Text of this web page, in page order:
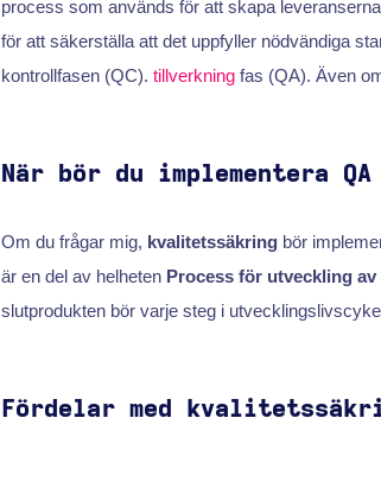
process som används för att skapa
för att säkerställa att det uppfyller nödvändiga
kontrollfasen (QC). tillverkningfas (QA). Även
När bör du implementera
Om du frågar mig, kvalitetssäkringbör
är en del av helheten Process för utveckling
slutprodukten bör varje steg i
Fördelar med